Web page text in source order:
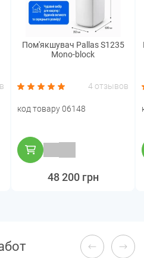
Пом'якшувач Pallas S1235
Mono-block
4 отзывов
код товару 06148
48 200 грн